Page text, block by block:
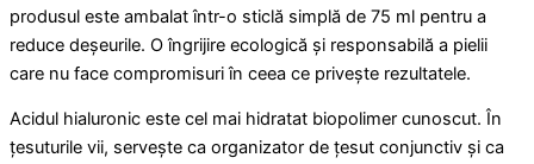
produsul este ambalat într-o sticlă simplă de 75 ml pentru a
reduce deșeurile. O îngrijire ecologică și responsabilă a pielii
care nu face compromisuri în ceea ce privește rezultatele.
Acidul hialuronic este cel mai hidratat biopolimer cunoscut. În
țesuturile vii, servește ca organizator de țesut conjunctiv și ca